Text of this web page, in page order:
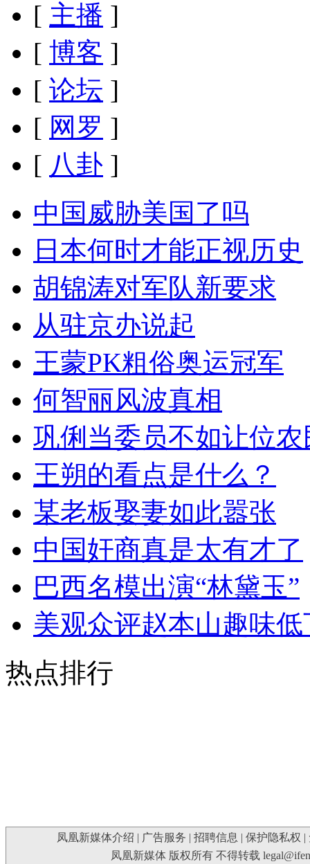
[ 主播 ]
[ 博客 ]
[ 论坛 ]
[ 网罗 ]
[ 八卦 ]
中国威胁美国了吗
日本何时才能正视历史
胡锦涛对军队新要求
从驻京办说起
王蒙PK粗俗奥运冠军
何智丽风波真相
巩俐当委员不如让位农
王朔的看点是什么？
某老板娶妻如此嚣张
中国奸商真是太有才了
巴西名模出演“林黛玉”
美观众评赵本山趣味低
热点排行
凤凰新媒体介绍 | 广告服务 | 招聘信息 | 保护隐私权 |
凤凰新媒体 版权所有 不得转载